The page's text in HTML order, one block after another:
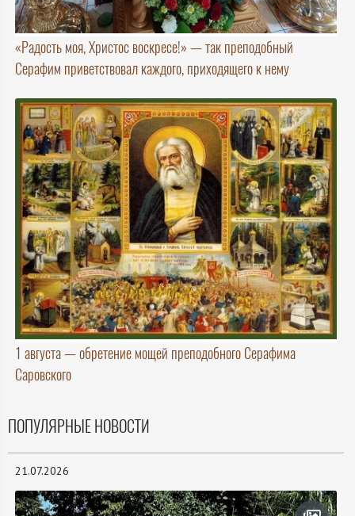
«Радость моя, Христос воскресе!» — так преподобный
Серафим приветствовал каждого, приходящего к нему
1 августа — обретение мощей преподобного Серафима
Саровского
ПОПУЛЯРНЫЕ НОВОСТИ
21.07.2026